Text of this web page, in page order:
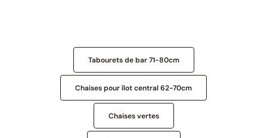
Les produits les plus recherchés
Tabourets de bar 71-80cm
Chaises pour îlot central 62-70cm
Chaises vertes